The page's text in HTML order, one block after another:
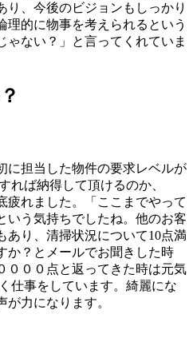
り、今後のビジョンもしっかり
理的に物事を考えられるという
ゃない？」と言ってくれていま
に担当した物件の要求レベルが
れば納得して頂けるのか、
疲れました。「ここまでやって
いう気持ちでしたね。他のお客
あり、清掃状況について10点満
か？とメールでお聞きした時
０００点と返ってきた時は元気
仕事をしています。綺麗にな
が力になります。